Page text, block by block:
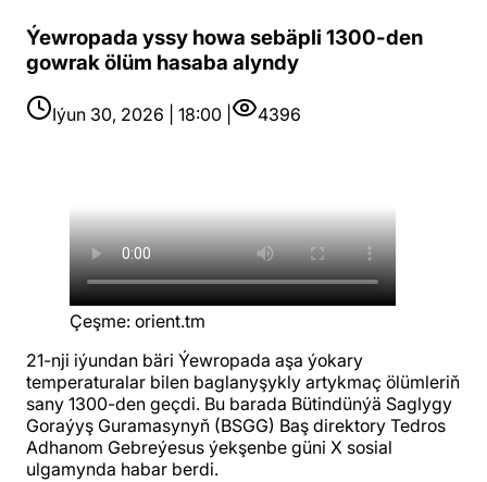
Ýewropada yssy howa sebäpli 1300-den
gowrak ölüm hasaba alyndy
Iýun 30, 2026 | 18:00 | 4396
Çeşme: orient.tm
21-nji iýundan bäri Ýewropada aşa ýokary
temperaturalar bilen baglanyşykly artykmaç ölümleriň
sany 1300-den geçdi. Bu barada Bütindünýä Saglygy
Goraýyş Guramasynyň (BSGG) Baş direktory Tedros
Adhanom Gebreýesus ýekşenbe güni X sosial
ulgamynda habar berdi.